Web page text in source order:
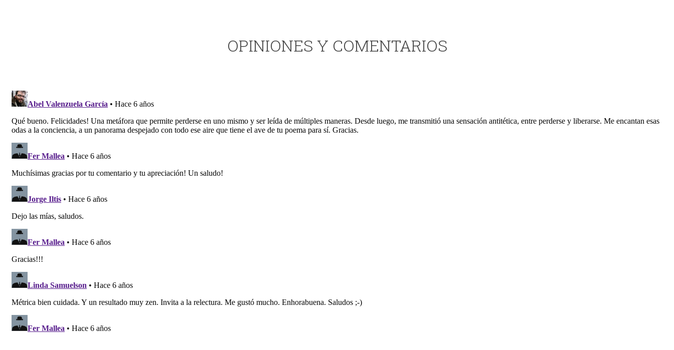
OPINIONES Y COMENTARIOS